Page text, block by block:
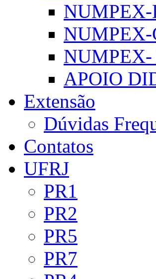
NUMPEX-
NUMPEX-
APOIO
Extensão
Dúvidas
Contatos
UFRJ
PR1
PR2
PR5
PR7